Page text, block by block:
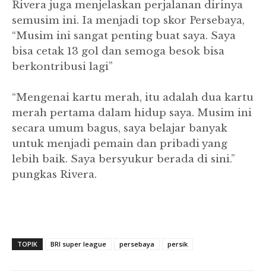
Rivera juga menjelaskan perjalanan dirinya
semusim ini. Ia menjadi top skor Persebaya,
“Musim ini sangat penting buat saya. Saya
bisa cetak 13 gol dan semoga besok bisa
berkontribusi lagi”
“Mengenai kartu merah, itu adalah dua kartu
merah pertama dalam hidup saya. Musim ini
secara umum bagus, saya belajar banyak
untuk menjadi pemain dan pribadi yang
lebih baik. Saya bersyukur berada di sini.”
pungkas Rivera.
TOPIK BRI super league persebaya persik